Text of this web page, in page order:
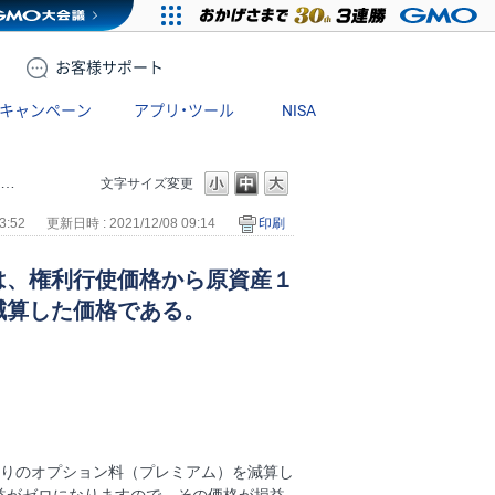
お客様サポート
キャンペーン アプリ・ツール NISA
文字サイズ変更
更新日時 : 2021/12/08 09:14 印刷
権利行使価格から原資産１
した価格である。
のオプション料（プレミアム）を減算し